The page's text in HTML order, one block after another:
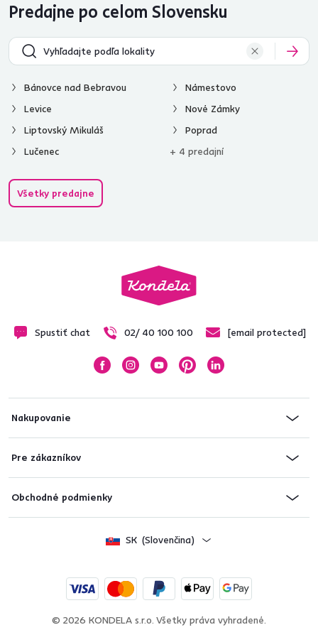
Predajne po celom Slovensku
Bánovce nad Bebravou
Levice
Liptovský Mikuláš
Lučenec
Námestovo
Nové Zámky
Poprad
+ 4 predajní
Všetky predajne
Spustiť chat 02/ 40 100 100 [email protected]
Nakupovanie
Pre zákazníkov
Obchodné podmienky
SK (Slovenčina)
© 2026 KONDELA s.r.o. Všetky práva vyhradené.